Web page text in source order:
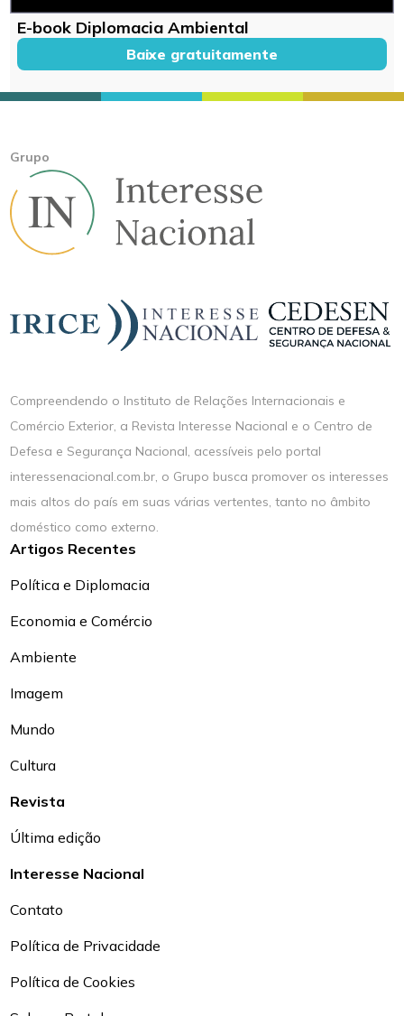
E-book Diplomacia Ambiental
Baixe gratuitamente
Grupo
Compreendendo o Instituto de Relações Internacionais e
Comércio Exterior, a Revista Interesse Nacional e o Centro de
Defesa e Segurança Nacional, acessíveis pelo portal
interessenacional.com.br, o Grupo busca promover os interesses
mais altos do país em suas várias vertentes, tanto no âmbito
doméstico como externo.
Artigos Recentes
Política e Diplomacia
Economia e Comércio
Ambiente
Imagem
Mundo
Cultura
Revista
Última edição
Interesse Nacional
Contato
Política de Privacidade
Política de Cookies